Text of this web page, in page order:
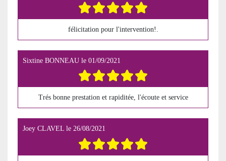
félicitation pour l'intervention!.
Sixtine BONNEAU le 01/09/2021
Trés bonne prestation et rapiditée, l'écoute et service
Joey CLAVEL le 26/08/2021